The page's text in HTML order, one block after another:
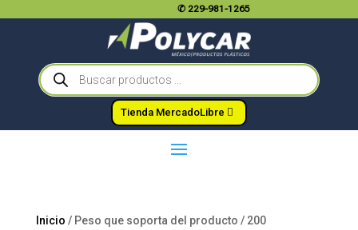
✆ 229-981-1265
Búsqueda
de
productos
Tienda MercadoLibre
Inicio / Peso que soporta del producto / 200